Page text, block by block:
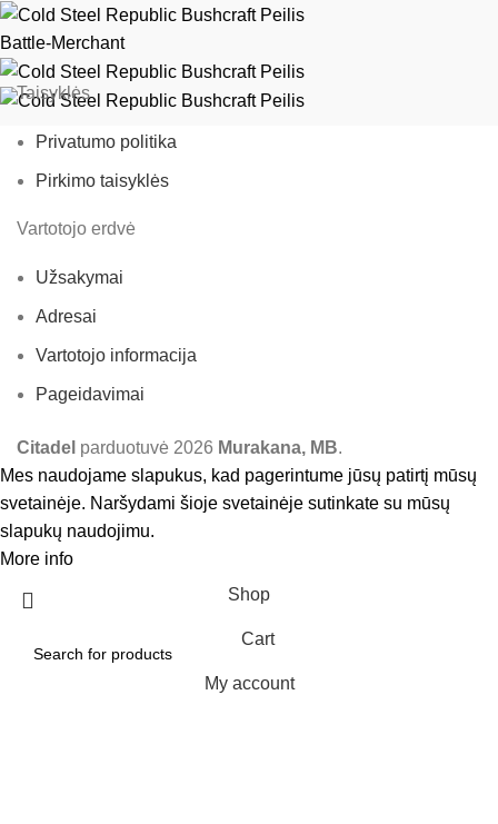
Battle-Merchant
Taisyklės
Privatumo politika
Pirkimo taisyklės
Vartotojo erdvė
Užsakymai
Adresai
Vartotojo informacija
Pageidavimai
Citadel parduotuvė 2026 Murakana, MB.
Mes naudojame slapukus, kad pagerintume jūsų patirtį mūsų
svetainėje. Naršydami šioje svetainėje sutinkate su mūsų
slapukų naudojimu.
More info
Shop
Cart
My account